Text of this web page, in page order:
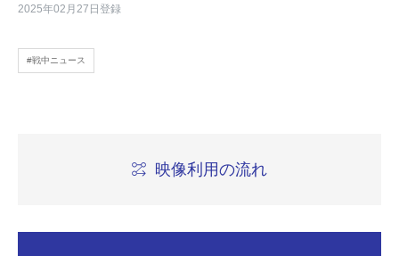
2025年02月27日登録
#戦中ニュース
映像利用の流れ